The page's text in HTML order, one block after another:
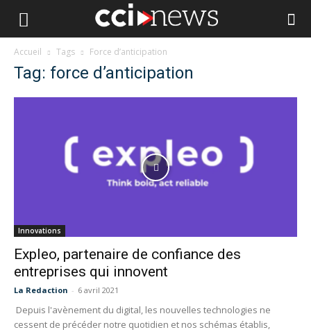
Accueil Tags Force d’anticipation
Tag: force d’anticipation
Innovations
Expleo, partenaire de confiance des
entreprises qui innovent
La Redaction - 6 avril 2021
Depuis l'avènement du digital, les nouvelles technologies ne
cessent de précéder notre quotidien et nos schémas établis,